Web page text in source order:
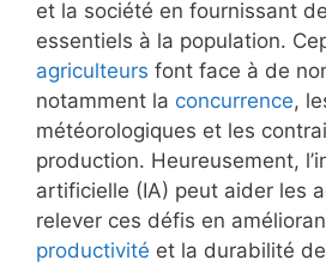
et la société en fournissant
essentiels à la population.
agriculteurs font face à de
notamment la concurrence,
météorologiques et les
production. Heureusement,
artificielle (IA) peut aider les
relever ces défis en
productivité et la durabilité